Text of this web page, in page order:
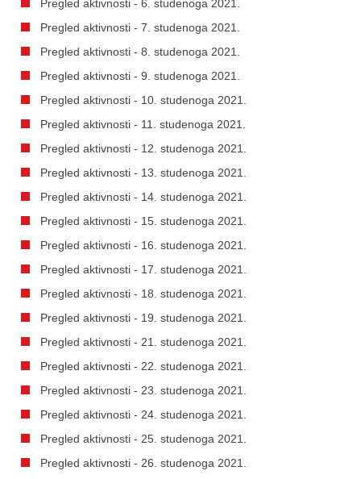
Pregled aktivnosti - 6. studenoga 2021.
Pregled aktivnosti - 7. studenoga 2021.
Pregled aktivnosti - 8. studenoga 2021.
Pregled aktivnosti - 9. studenoga 2021.
Pregled aktivnosti - 10. studenoga 2021.
Pregled aktivnosti - 11. studenoga 2021.
Pregled aktivnosti - 12. studenoga 2021.
Pregled aktivnosti - 13. studenoga 2021.
Pregled aktivnosti - 14. studenoga 2021.
Pregled aktivnosti - 15. studenoga 2021.
Pregled aktivnosti - 16. studenoga 2021.
Pregled aktivnosti - 17. studenoga 2021.
Pregled aktivnosti - 18. studenoga 2021.
Pregled aktivnosti - 19. studenoga 2021.
Pregled aktivnosti - 21. studenoga 2021.
Pregled aktivnosti - 22. studenoga 2021.
Pregled aktivnosti - 23. studenoga 2021.
Pregled aktivnosti - 24. studenoga 2021.
Pregled aktivnosti - 25. studenoga 2021.
Pregled aktivnosti - 26. studenoga 2021.